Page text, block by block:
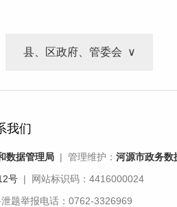
县、区政府、管委会
我们
数据管理局 | 管理维护： 河源市政务数
号 | 网站标识码：4416000024
举报电话：0762-3326969